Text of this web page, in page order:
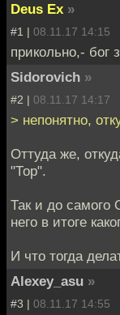
Deus Ex »
#1 | 08.11.17 14:15
прикольно,-
Sidorovich »
#2 | 08.11.17 14:17
> непонятно,
Оттуда же,
"Тор".
Так и до самого
него в итоге
И что тогда
Alexey_asu »
#3 | 08.11.17 14:55